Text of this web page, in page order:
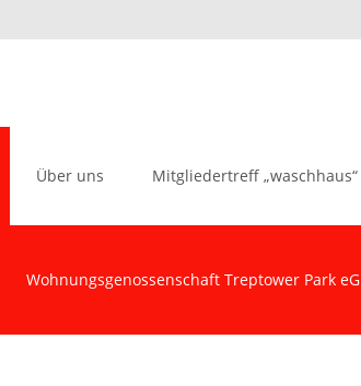
Über uns Mitgliedertreff „waschhaus“
Wohnungsgenossenschaft Treptower Park eG